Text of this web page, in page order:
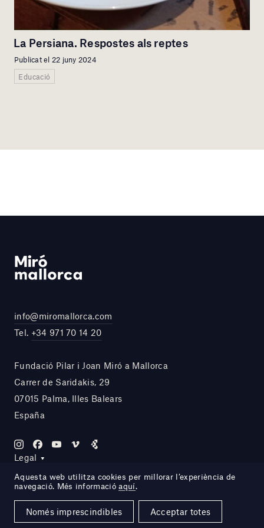
La Persiana. Respostes als reptes
Publicat el 22 juny 2024
Educació
info@miromallorca.com
Tel. +34 971 70 14 20
Fundació Pilar i Joan Miró a Mallorca
Carrer de Saridakis, 29
07015 Palma, Illes Balears
España
Legal
Site by DOMO—A
Aquesta web utilitza cookies per millorar l’experiència de
navegació. Més informacióaquí.
Només imprescindibles Acceptar totes